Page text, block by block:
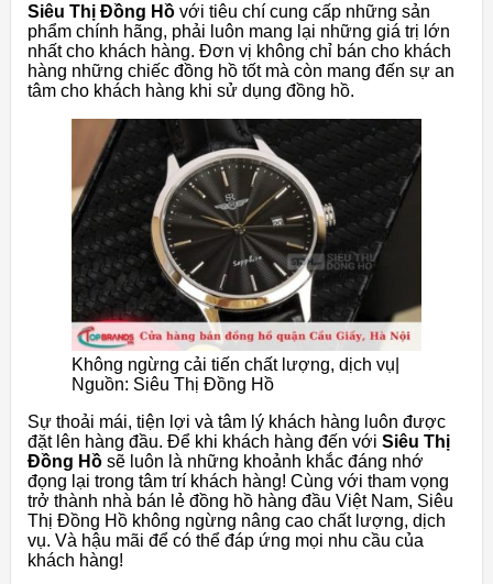
Siêu Thị Đồng Hồ với tiêu chí cung cấp những sản
phẩm chính hãng, phải luôn mang lại những giá trị lớn
nhất cho khách hàng. Đơn vị không chỉ bán cho khách
hàng những chiếc đồng hồ tốt mà còn mang đến sự an
tâm cho khách hàng khi sử dụng đồng hồ.
Không ngừng cải tiến chất lượng, dịch vụ|
Nguồn: Siêu Thị Đồng Hồ
Sự thoải mái, tiện lợi và tâm lý khách hàng luôn được
đặt lên hàng đầu. Để khi khách hàng đến với Siêu Thị
Đồng Hồ sẽ luôn là những khoảnh khắc đáng nhớ
đọng lại trong tâm trí khách hàng! Cùng với tham vọng
trở thành nhà bán lẻ đồng hồ hàng đầu Việt Nam, Siêu
Thị Đồng Hồ không ngừng nâng cao chất lượng, dịch
vụ. Và hậu mãi để có thể đáp ứng mọi nhu cầu của
khách hàng!